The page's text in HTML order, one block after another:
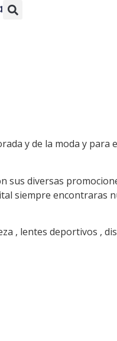
y de la moda y para
sus diversas
siempre encontraras
, lentes deportivos ,